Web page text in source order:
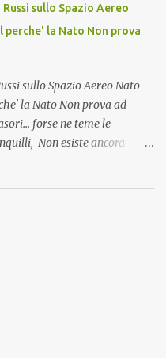
sullo Spazio Aereo
perche' la Nato Non prova
sullo Spazio Aereo Nato
la Nato Non prova ad
forse ne teme le
Non esiste ancora
da menti sane, potrebbe